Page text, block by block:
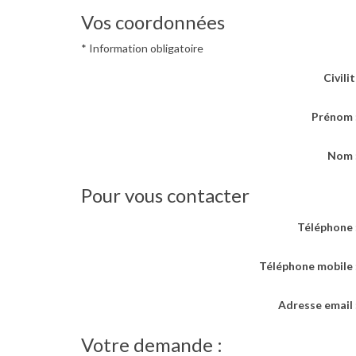
Vos coordonnées
* Information obligatoire
Prénom
Nom
Pour vous contacter
Téléphone
Téléphone mobile
Adresse email
Votre demande :